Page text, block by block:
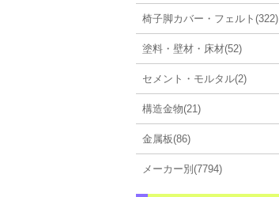
椅子脚カバー・フェルト(322)
塗料・壁材・床材(52)
セメント・モルタル(2)
構造金物(21)
金属板(86)
メーカー別(7794)